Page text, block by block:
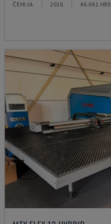
ČEHIJA 2016 46.061 HRS